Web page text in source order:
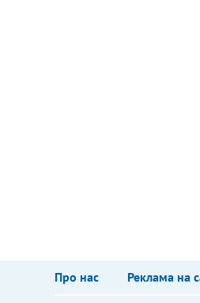
Про нас Реклама на